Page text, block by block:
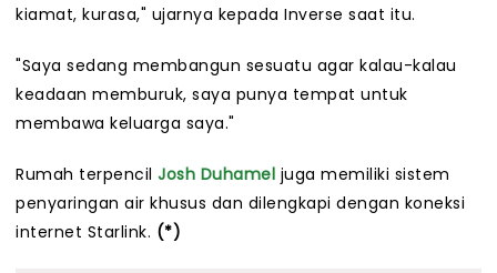
kiamat, kurasa," ujarnya kepada Inverse saat itu.
"Saya sedang membangun sesuatu agar kalau-kalau
keadaan memburuk, saya punya tempat untuk
membawa keluarga saya."
Rumah terpencil Josh Duhamel juga memiliki sistem
penyaringan air khusus dan dilengkapi dengan koneksi
internet Starlink. (*)